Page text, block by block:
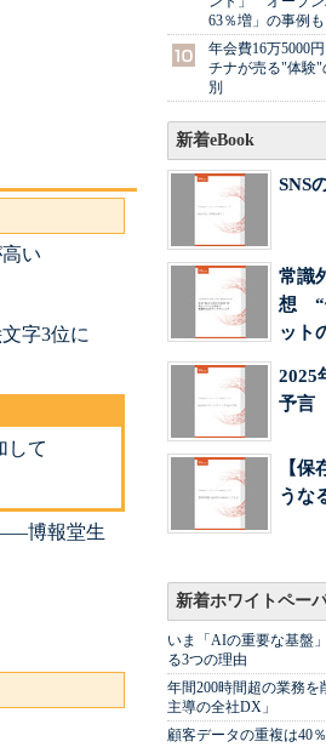
い
字3位に
して
博報堂生
63％増」の事例も
年会費16万5000
チナが売る"体験"
別
新着eBook
SNS
常識
想 “
ット
2025
予言
【
うな
新着ホワイトペー
いま「AIの重要な基盤
る3つの理由
年間200時間超の業務
主導の全社DX」
顧客データの重複は40